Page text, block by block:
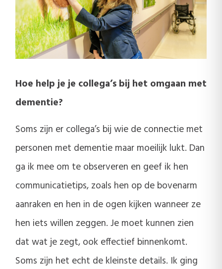
Hoe help je je collega’s bij het omgaan met
dementie?
Soms zijn er collega’s bij wie de connectie met
personen met dementie maar moeilijk lukt. Dan
ga ik mee om te observeren en geef ik hen
communicatietips, zoals hen op de bovenarm
aanraken en hen in de ogen kijken wanneer ze
hen iets willen zeggen. Je moet kunnen zien
dat wat je zegt, ook effectief binnenkomt.
Soms zijn het echt de kleinste details. Ik ging